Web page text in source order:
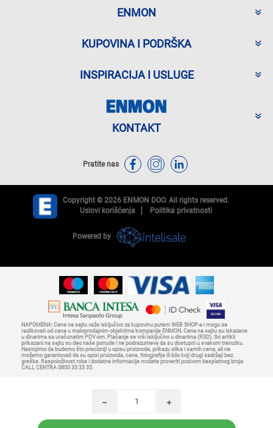
i
h
ENMON
KUPOVINA I PODRŠKA
INSPIRACIJA I USLUGE
KONTAKT
Pratite nas
Copyright © 2026 ENMON DOO. All rights reserved.
Uslovi korišćenja
Politika privatnosti
Powered by
NAPOMENA: Cene na sajtu važe isključivo za kupovinu putem WEB SHOP-a i mogu se
razlikovati od cena u maloprodajnim objektima kompanije ENMON. Cene na sajtu su iskazane
u dinarima sa uračunatim PDV-om. Plaćanje se vrši isključivo u dinarima (RSD). Svi artikli
prikazani na sajtu su deo naše ponude i ne podrazumeva da su dostupni u svakom trenutku.
Nastojimo da budemo što precizniji u opisu proizvoda, prikazu slika i samih cena, ali ne
možemo garantovati da su opisi proizvoda, cene, fotografije ili bilo koji drugi sadržaji bez
greške. Raspoloživost robe i dodatne informacije možete proveriti pozivom besplatnog broja
CALL CENTRA 0800 33 33 35.